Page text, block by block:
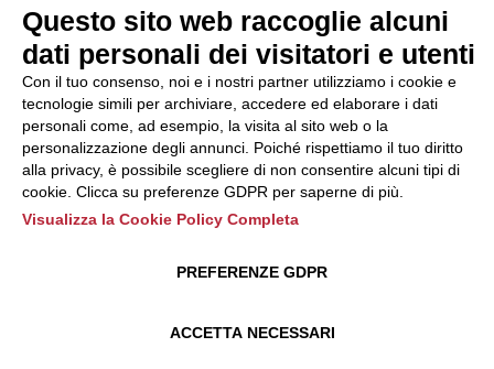
Questo sito web raccoglie alcuni
dati personali dei visitatori e utenti
Con il tuo consenso, noi e i nostri partner utilizziamo i cookie e
tecnologie simili per archiviare, accedere ed elaborare i dati
personali come, ad esempio, la visita al sito web o la
personalizzazione degli annunci. Poiché rispettiamo il tuo diritto
alla privacy, è possibile scegliere di non consentire alcuni tipi di
cookie. Clicca su preferenze GDPR per saperne di più.
Visualizza la Cookie Policy Completa
ACCETTA NECESSARI
PREFERENZE GDPR